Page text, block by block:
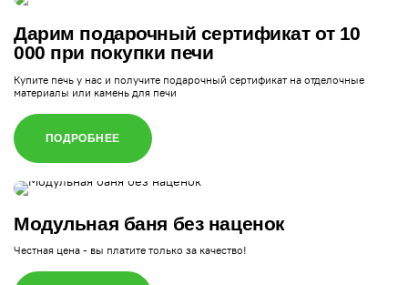
Дарим подарочный сертификат от 10
000 при покупки печи
Купите печь у нас и получите подарочный сертификат на отделочные
материалы или камень для печи
ПОДРОБНЕЕ
Модульная баня без наценок
Честная цена - вы платите только за качество!